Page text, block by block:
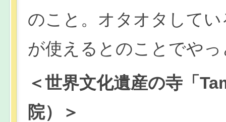
のこと。オタオタして
が使えるとのことでや
＜世界文化遺産の寺「
院）＞